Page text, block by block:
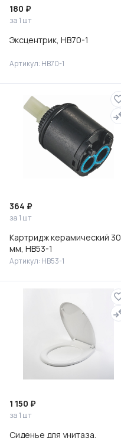
180 ₽
за 1 шт
Эксцентрик, HB70-1
Артикул: HB70-1
364 ₽
за 1 шт
Картридж керамический 30
мм, HB53-1
Артикул: HB53-1
1 150 ₽
за 1 шт
Сиденье для унитаза,